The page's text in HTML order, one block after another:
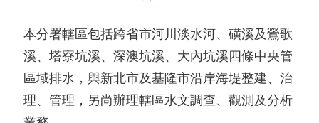
本分署轄區包括跨省市河川淡水河、磺溪及鶯歌
溪、塔寮坑溪、深澳坑溪、大內坑溪四條中央管
區域排水，與新北市及基隆市沿岸海堤整建、治
理、管理，另尚辦理轄區水文調查、觀測及分析